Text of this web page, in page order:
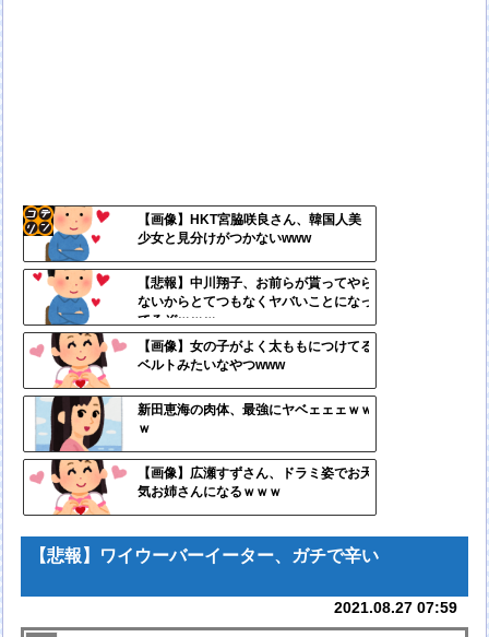
【画像】HKT宮脇咲良さん、韓国人美
少女と見分けがつかないwww
【悲報】中川翔子、お前らが貰ってやら
ないからとてつもなくヤバいことになっ
てるぞｗｗｗ
【画像】女の子がよく太ももにつけてる
ベルトみたいなやつwww
新田恵海の肉体、最強にヤベェェェｗｗ
ｗ
【画像】広瀬すずさん、ドラミ姿でお天
気お姉さんになるｗｗｗ
コテ
リン
定リ
自動
更新
ツー
【悲報】ワイウーバーイーター、ガチで辛い
2021.08.27 07:59